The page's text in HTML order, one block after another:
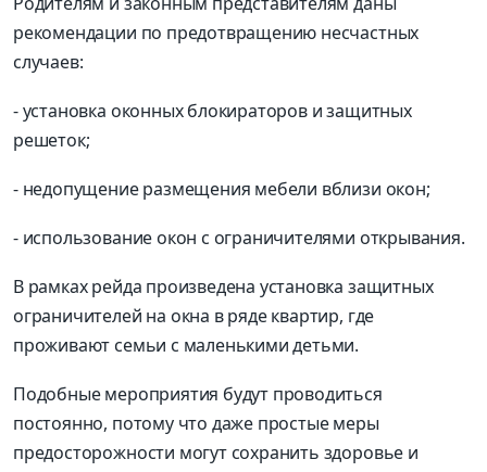
рекомендации по предотвращению несчастных
случаев:
- установка оконных блокираторов и защитных
решеток;
- недопущение размещения мебели вблизи окон;
- использование окон с ограничителями открывания.
В рамках рейда произведена установка защитных
ограничителей на окна в ряде квартир, где
проживают семьи с маленькими детьми.
Подобные мероприятия будут проводиться
постоянно, потому что даже простые меры
предосторожности могут сохранить здоровье и